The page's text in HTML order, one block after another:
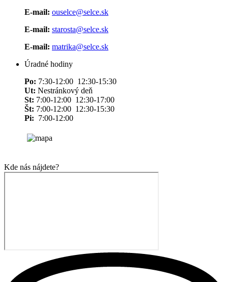
E-mail: ouselce@selce.sk
E-mail: starosta@selce.sk
E-mail: matrika@selce.sk
Úradné hodiny
Po: 7:30-12:00 12:30-15:30
Ut: Nestránkový deň
St: 7:00-12:00 12:30-17:00
Št: 7:00-12:00 12:30-15:30
Pi: 7:00-12:00
Kde nás nájdete?